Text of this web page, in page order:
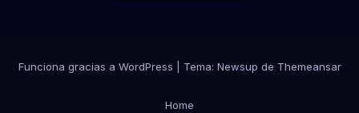
Funciona gracias a WordPress Tema: Newsup de Themeansar
Home